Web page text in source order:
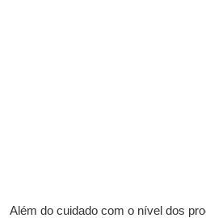
Além do cuidado com o nível dos